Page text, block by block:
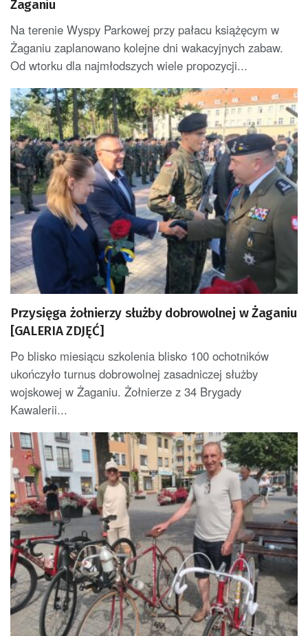
Żaganiu
Na terenie Wyspy Parkowej przy pałacu książęcym w
Żaganiu zaplanowano kolejne dni wakacyjnych zabaw.
Od wtorku dla najmłodszych wiele propozycji...
Przysięga żołnierzy służby dobrowolnej w Żaganiu
[GALERIA ZDJĘĆ]
Po blisko miesiącu szkolenia blisko 100 ochotników
ukończyło turnus dobrowolnej zasadniczej służby
wojskowej w Żaganiu. Żołnierze z 34 Brygady
Kawalerii...